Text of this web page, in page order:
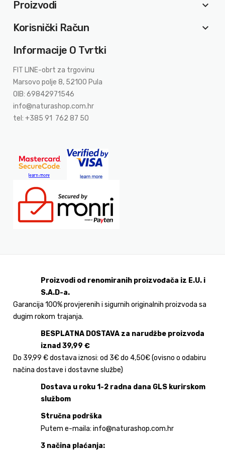
Proizvodi
keyboard_arrow_down
Korisnički Račun
keyboard_arrow_down
Informacije O Tvrtki
FIT LINE-obrt za trgovinu
Marsovo polje 8, 52100 Pula
OIB: 69842971546
info@naturashop.com.hr
tel: +385 91 762 87 50
Proizvodi od renomiranih proizvođača iz E.U. i
S.A.D-a.
Garancija 100% provjerenih i sigurnih originalnih proizvoda sa
dugim rokom trajanja.
BESPLATNA DOSTAVA za narudžbe proizvoda
iznad 39,99 €
Do 39,99 € dostava iznosi: od 3€ do 4,50€ (ovisno o odabiru
načina dostave i dostavne službe)
Dostava u roku 1-2 radna dana GLS kurirskom
službom
Stručna podrška
Putem e-maila: info@naturashop.com.hr
3 načina plaćanja: